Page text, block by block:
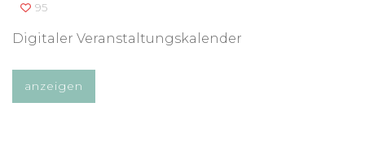
95
Digitaler Veranstaltungskalender
anzeigen